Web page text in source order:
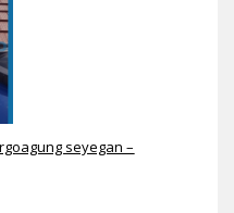
seyegan –